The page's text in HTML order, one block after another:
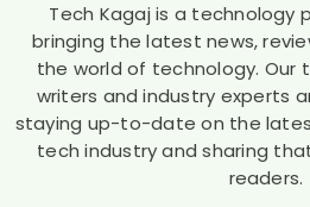
Tech Kagaj is a
bringing the latest news,
the world of technology. Our
writers and industry experts
staying up-to-date on the
tech industry and sharing
readers.